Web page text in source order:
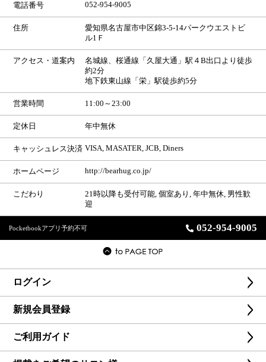
電話番号 052-954-9005
住所
愛知県名古屋市中区錦3-5-14パークウエストビ
ル1Ｆ
アクセス・道案内
名城線、桜通線「久屋大通」駅４B出口より徒歩
約2分
地下鉄東山線「栄」駅徒歩約5分
営業時間 11:00～23:00
定休日 年中無休
キャッシュレス決済 VISA, MASATER, JCB, Diners
ホームページ http://bearhug.co.jp/
こだわり
21時以降も受付可能, 個室あり, 年中無休, 男性歓
迎
Pocketbookアプリ予約不可 052-954-9005
ログイン
新規会員登録
ご利用ガイド